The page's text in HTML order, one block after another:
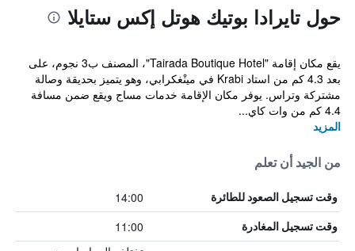
حول تايرادا بوتيك هوتل إكس ستايلا
يقع مكان إقامة "Tairada Boutique Hotel"، المصنف ب3 نجوم، على
بعد 4.3 كم من استاد Krabi في مينْغكرابي، وهو يتميز بحديقة وصالة
مشتركة وتراس. يوفر مكان الإقامة خدمات مساج ويقع ضمن مسافة
4.4 كم من وات كاي...
المزيد
من الجيد أن تعلم
وقت تسجيل الصعود للطائرة 14:00
وقت تسجيل المغادرة 11:00